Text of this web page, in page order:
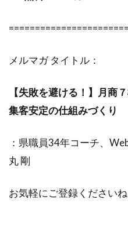
メルマガ タイトル：
【失敗を避ける！】月商
集客安定の仕組みづくり
：県職員34年コーチ、
丸 剛
お気軽にご登録くださいね